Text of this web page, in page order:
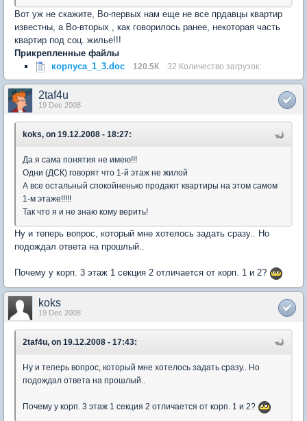
Вот уж не скажите, Во-первых нам еще не все прдавцы квартир
известны, а Во-вторых , как говорилось ранее, некоторая часть
квартир под соц. жилье!!!
Прикрепленные файлы
корпуса_1_3.doc
120.5К 32 Количество загрузок:
2taf4u
19 Dec 2008
koks, on 19.12.2008 - 18:27:
Да я сама понятия не имею!!!
Одни (ДСК) говорят что 1-й этаж не жилой
А все остальный спокойненько продают квартиры на этом самом
1-м этаже!!!!!
Так что я и не знаю кому верить!
Ну и теперь вопрос, который мне хотелось задать сразу.. Но
подождал ответа на прошлый..
Почему у корп. 3 этаж 1 секция 2 отличается от корп. 1 и 2?
koks
19 Dec 2008
2taf4u, on 19.12.2008 - 17:43:
Ну и теперь вопрос, который мне хотелось задать сразу.. Но
подождал ответа на прошлый..
Почему у корп. 3 этаж 1 секция 2 отличается от корп. 1 и 2?